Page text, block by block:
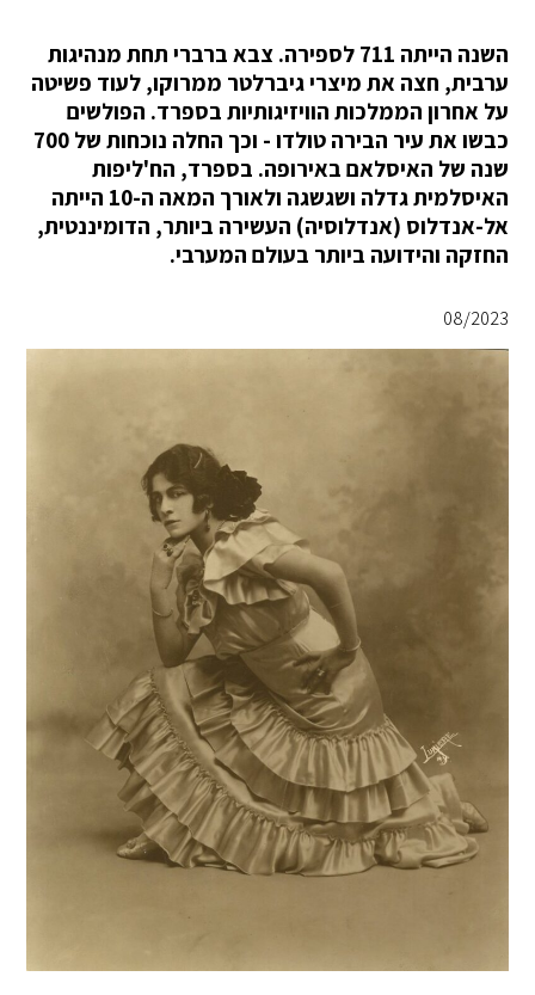
השנה הייתה 711 לספירה. צבא ברברי תחת מנהיגות
ערבית, חצה את מיצרי גיברלטר ממרוקו, לעוד פשיטה
על אחרון הממלכות הוויזיגותיות בספרד. הפולשים
כבשו את עיר הבירה טולדו - וכך החלה נוכחות של 700
שנה של האיסלאם באירופה. בספרד, הח'ליפות
האיסלמית גדלה ושגשגה ולאורך המאה ה-10 הייתה
אל-אנדלוס (אנדלוסיה) העשירה ביותר, הדומיננטית,
החזקה והידועה ביותר בעולם המערבי.
08/2023